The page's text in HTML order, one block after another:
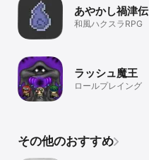
あやかし禍津伝
和風ハクスラRPG
ラッシュ魔王
ロールプレイング
その他のおすすめ